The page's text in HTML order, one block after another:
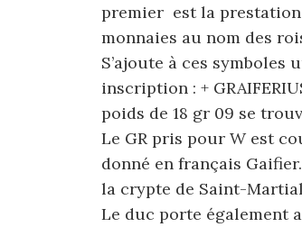
premier est la
monnaies au nom des
S’ajoute à ces symboles
inscription : +
poids de 18 gr 09 se
Le GR pris pour W est
donné en français
la crypte de Saint-
Le duc porte également